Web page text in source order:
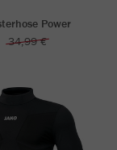
Power
34,99 €